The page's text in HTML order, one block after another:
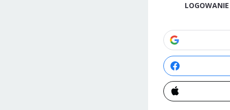
LOGOWANIE